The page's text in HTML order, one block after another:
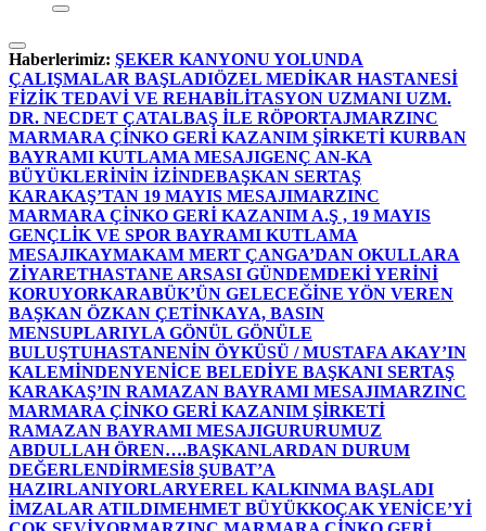
Haberlerimiz: ŞEKER KANYONU YOLUNDA
ÇALIŞMALAR BAŞLADIÖZEL MEDİKAR HASTANESİ
FİZİK TEDAVİ VE REHABİLİTASYON UZMANI UZM.
DR. NECDET ÇATALBAŞ İLE RÖPORTAJMARZINC
MARMARA ÇİNKO GERİ KAZANIM ŞİRKETİ KURBAN
BAYRAMI KUTLAMA MESAJIGENÇ AN-KA
BÜYÜKLERİNİN İZİNDEBAŞKAN SERTAŞ
KARAKAŞ’TAN 19 MAYIS MESAJIMARZINC
MARMARA ÇİNKO GERİ KAZANIM A.Ş , 19 MAYIS
GENÇLİK VE SPOR BAYRAMI KUTLAMA
MESAJIKAYMAKAM MERT ÇANGA’DAN OKULLARA
ZİYARETHASTANE ARSASI GÜNDEMDEKİ YERİNİ
KORUYORKARABÜK’ÜN GELECEĞİNE YÖN VEREN
BAŞKAN ÖZKAN ÇETİNKAYA, BASIN
MENSUPLARIYLA GÖNÜL GÖNÜLE
BULUŞTUHASTANENİN ÖYKÜSÜ / MUSTAFA AKAY’IN
KALEMİNDENYENİCE BELEDİYE BAŞKANI SERTAŞ
KARAKAŞ’IN RAMAZAN BAYRAMI MESAJIMARZINC
MARMARA ÇİNKO GERİ KAZANIM ŞİRKETİ
RAMAZAN BAYRAMI MESAJIGURURUMUZ
ABDULLAH ÖREN….BAŞKANLARDAN DURUM
DEĞERLENDİRMESİ8 ŞUBAT’A
HAZIRLANIYORLARYEREL KALKINMA BAŞLADI
İMZALAR ATILDIMEHMET BÜYÜKKOÇAK YENİCE’Yİ